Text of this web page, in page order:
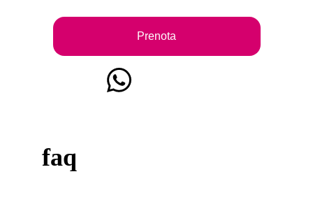
Prenota
faq